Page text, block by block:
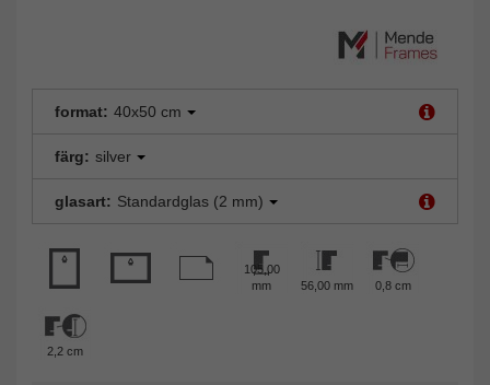
format: 40x50 cm
färg: silver
glasart: Standardglas (2 mm)
105,00
mm
56,00 mm 0,8 cm
2,2 cm